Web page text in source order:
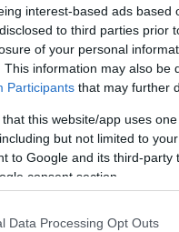
interest-based ads
to third parties prior
of your personal
This information may also be
Participants that may further
that this website/app uses
but not limited to
to Google and its third-
consent section.
Data Processing Opt Outs
készítéssel,
a látogatókat
vidámpark,
gyerekeket.
weboldalon